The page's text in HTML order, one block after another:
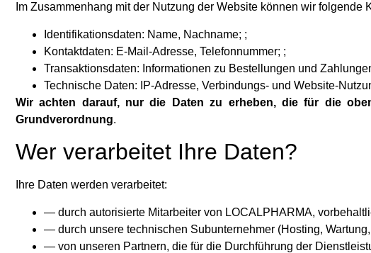
Im Zusammenhang mit der Nutzung der Website können wir
Identifikationsdaten: Name, Nachname; ;
Kontaktdaten: E-Mail-Adresse, Telefonnummer; ;
Transaktionsdaten: Informationen zu Bestellungen und
Technische Daten: IP-Adresse, Verbindungs- und Website-
Wir achten darauf, nur die Daten zu erheben, die für die
Grundverordnung.
Wer verarbeitet Ihre Daten?
Ihre Daten werden verarbeitet:
— durch autorisierte Mitarbeiter von LOCALPHARMA,
— durch unsere technischen Subunternehmer (Hosting,
— von unseren Partnern, die für die Durchführung der